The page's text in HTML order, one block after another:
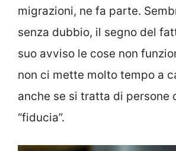
migrazioni, ne fa parte.
senza dubbio, il segno del
suo avviso le cose non
non ci mette molto tempo a
anche se si tratta di persone
“fiducia”.